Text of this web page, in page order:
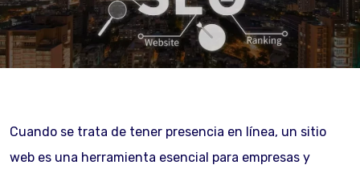
Cuando se trata de tener presencia en línea, un sitio
web es una herramienta esencial para empresas y